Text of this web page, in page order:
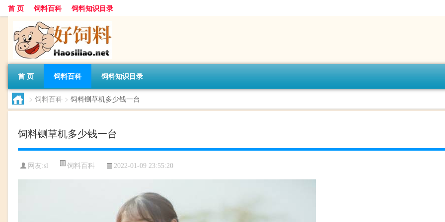
首 页 饲料百科 饲料知识目录
首 页 饲料百科 饲料知识目录
> 饲料百科 > 饲料铡草机多少钱一台
饲料铡草机多少钱一台
网友:sl 饲料百科 2022-01-09 23:55:20